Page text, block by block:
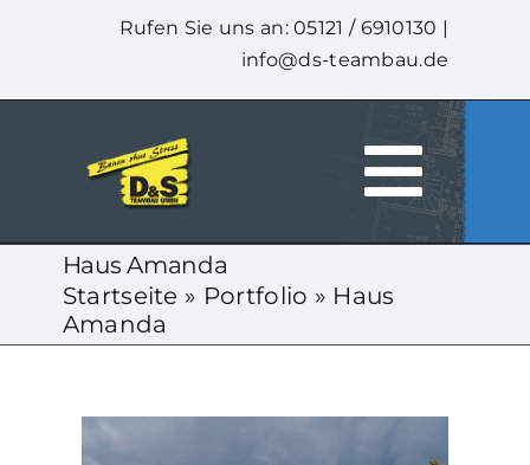
springen
Rufen Sie uns an: 05121 / 6910130 |
info@ds-teambau.de
HOME
ÜBER UNS
LEISTUNGEN
Haus Amanda
Startseite » Portfolio » Haus
Amanda